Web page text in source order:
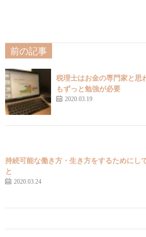
前の記事
税理士はお金の専門家と思
もずっと勉強が必要
2020.03.19
持続可能な働き方・生き方をするためにし
と
2020.03.24